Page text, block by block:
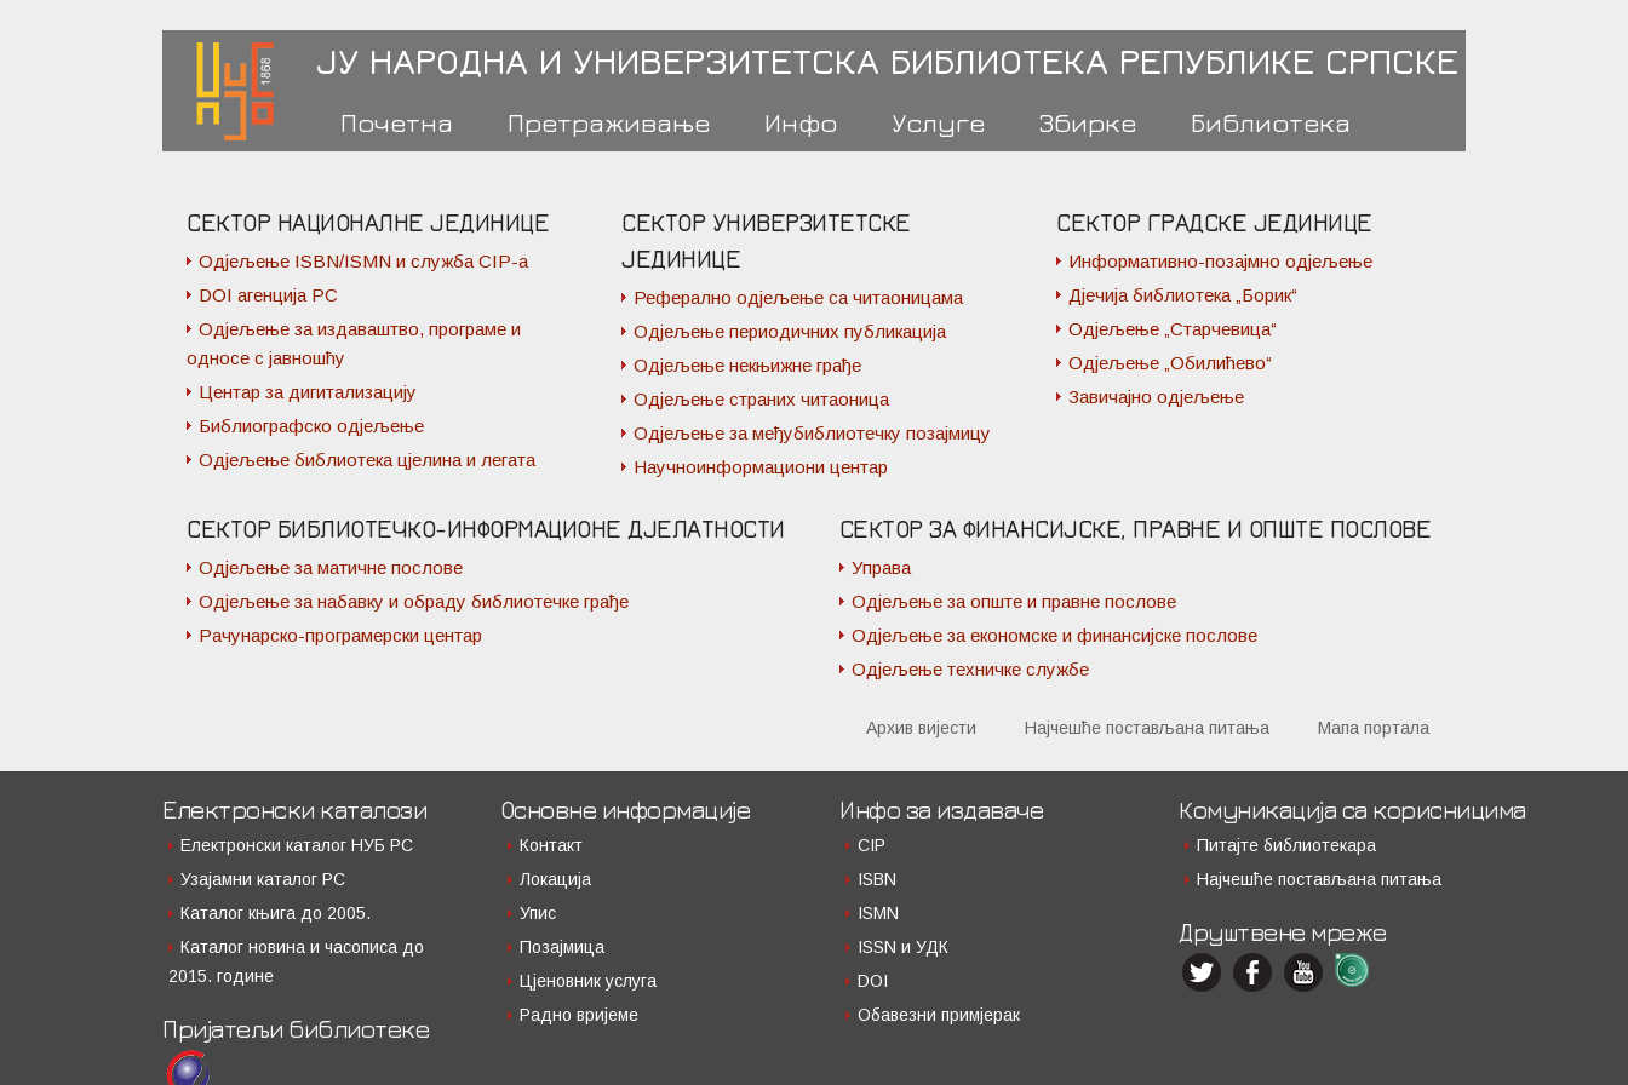
ЈУ НАРОДНА И УНИВЕРЗИТЕТСКА БИБЛИОТЕКА РЕПУБЛИКЕ СРПСКЕ
Почетна Претраживање Инфо Услуге Збирке Библиотека
СЕКТОР НАЦИОНАЛНЕ ЈЕДИНИЦЕ
Одјељење ISBN/ISMN и служба CIP-а
DOI агенција РС
Одјељење за издаваштво, програме и
односе с јавношћу
Центар за дигитализацију
Библиографско одјељење
Одјељење библиотека цјелина и легата
СЕКТОР УНИВЕРЗИТЕТСКЕ
ЈЕДИНИЦЕ
Реферално одјељење са читаоницама
Одјељење периодичних публикација
Одјељење некњижне грађе
Одјељење страних читаоница
Одјељење за међубиблиотечку позајмицу
Научноинформациони центар
СЕКТОР ГРАДСКЕ ЈЕДИНИЦЕ
Информативно-позајмно одјељење
Дјечија библиотека „Борик“
Одјељење „Старчевица“
Одјељење „Обилићево“
Завичајно одјељење
СЕКТОР БИБЛИОТЕЧКО-ИНФОРМАЦИОНЕ ДЈЕЛАТНОСТИ
Одјељење за матичне послове
Одјељење за набавку и обраду библиотечке грађе
Рачунарско-програмерски центар
СЕКТОР ЗА ФИНАНСИЈСКЕ, ПРАВНЕ И ОПШТЕ ПОСЛОВЕ
Управа
Одјељење за опште и правне послове
Одјељење за економске и финансијске послове
Одјељење техничке службе
Архив вијести Најчешће постављана питања Мапа портала
Електронски каталози
Електронски каталог НУБ РС
Узајамни каталог РС
Каталог књига до 2005.
Каталог новина и часописа до
2015. године
Пријатељи библиотеке
Основне информације
Контакт
Локација
Упис
Позајмица
Цјеновник услуга
Радно вријеме
Инфо за издаваче
CIP
ISBN
ISMN
ISSN и УДК
DOI
Обавезни примјерак
Комуникација са корисницима
Питајте библиотекара
Најчешће постављана питања
Друштвене мреже